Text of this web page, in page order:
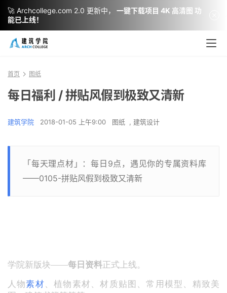
首页 图纸
每日福利 / 拼贴风假到极致又清新
建筑学院 2018-01-05 上午9:00 图纸 , 建筑设计
「每天理点材」：每日9点，遇见你的专属资料库
——0105-拼贴风假到极致又清新
学院新版块——每日资料正式上线。
人物素材、植物素材、材质贴图、常用模型、精致美
🚀 Archcollege.com 2.0 更新中，
一键下载项目 4K 高清图 功
能已上线！